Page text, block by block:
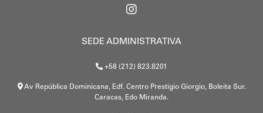
SEDE ADMINISTRATIVA
+58 (212) 823.8201
Av República Dominicana, Edf. Centro Prestigio Giorgio, Boleita Sur.
Caracas, Edo Miranda.